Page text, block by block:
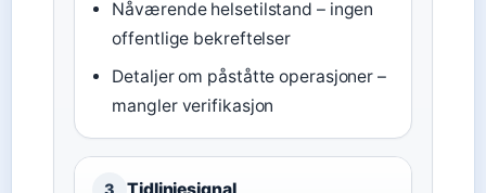
Nåværende helsetilstand – ingen
offentlige bekreftelser
Detaljer om påståtte operasjoner –
mangler verifikasjon
3